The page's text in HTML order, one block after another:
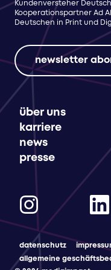
Kundenversteher
Kooperationspartner Ad
Deutschen in Print und
über uns
karriere
news
presse
newsletter
datenschutz
allgemeine